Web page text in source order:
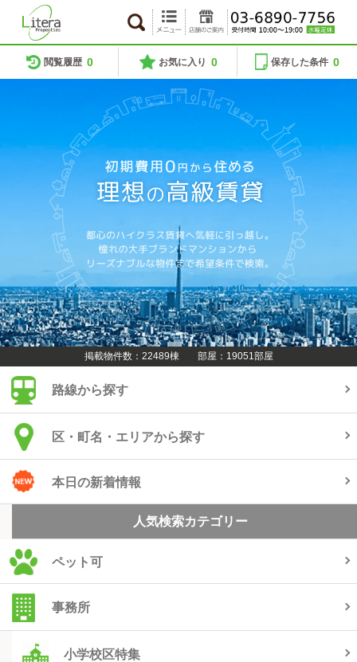
閲覧履歴 0 お気に入り 0 保存した条件 0
掲載物件数：22489棟 部屋：19051部屋
路線から探す
区・町名・エリアから探す
本日の新着情報
人気検索カテゴリー
ペット可
事務所
小学校区特集